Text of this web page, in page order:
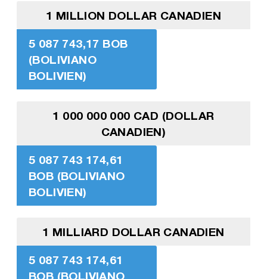
1 MILLION DOLLAR CANADIEN
5 087 743,17 BOB
(BOLIVIANO
BOLIVIEN)
1 000 000 000 CAD (DOLLAR
CANADIEN)
5 087 743 174,61
BOB (BOLIVIANO
BOLIVIEN)
1 MILLIARD DOLLAR CANADIEN
5 087 743 174,61
BOB (BOLIVIANO